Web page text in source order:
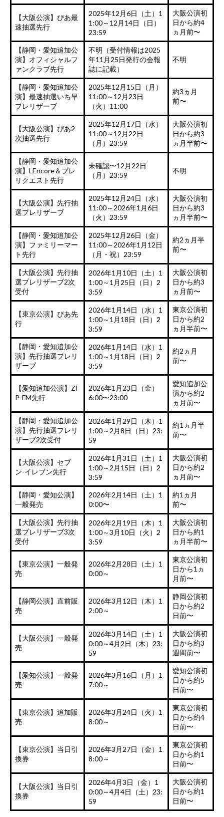
【大阪公演】ぴあ最
速抽選先行
2025年12月6日（土）1
1:00～12月14日（日）
23:59
大阪公演初
日から約4
ヵ月前〜
【静岡・愛知追加公
演】オフィシャルフ
ァンクラブ先行
不明（受付情報は2025
年11月25日発行の会報
誌に記載）
不明
【静岡・愛知追加公
演】最速抽選いち早
プレリザーブ
2025年12月15日（月）
11:00～12月23日
（火）11:00
約3ヵ月
前〜
【大阪公演】ぴあ2
次抽選先行
2025年12月17日（水）
11:00～12月22日
（月）23:59
大阪公演初
日から約3
ヵ月半前〜
【静岡・愛知追加公
演】LEncore＆プレ
リクエスト先行
未確認〜12月22日
（月）23:59
不明
【大阪公演】先行抽
選プレリザーブ
2025年12月24日（水）
11:00～2026年1月6日
（火）23:59
大阪公演初
日から約3
ヵ月半前〜
【静岡・愛知追加公
演】ファミリーマー
ト先行
2025年12月26日（金）
11:00～2026年1月12日
（月・祝）23:59
約2ヵ月半
前〜
【大阪公演】先行抽
選プレリザーブ2次
受付
2026年1月10日（土）1
1:00～1月25日（日）2
3:59
大阪公演初
日から約3
ヵ月前〜
【東京公演】ぴあ先
行
2026年1月14日（水）1
1:00～1月18日（日）2
3:59
東京公演初
日から約2
ヵ月半前〜
【静岡・愛知追加公
演】先行抽選プレリ
ザーブ
2026年1月14日（水）1
1:00～1月18日（日）2
3:59
約2ヵ月
前〜
【愛知追加公演】ZI
P-FM先行
2026年1月23日（金）
6:00〜23:00
愛知追加公
演から約2
ヵ月前〜
【静岡・愛知追加公
演】先行抽選プレリ
ザーブ2次受付
2026年1月29日（木）1
1:00～2月8日（日）23:
59
約1ヵ月半
前〜
【大阪公演】セブ
ン-イレブン先行
2026年1月31日（土）1
1:00～2月15日（日）2
3:59
大阪公演初
日から約2
ヵ月前〜
【静岡・愛知公演】
一般発売
2026年2月14日（土）1
0:00〜
約1ヵ月
前〜
【大阪公演】先行抽
選プレリザーブ3次
受付
2026年2月19日（木）1
1:00～3月10日（火）2
3:59
大阪公演初
日から約1
ヵ月半前〜
【東京公演】一般発
売
2026年2月28日（土）1
0:00～
東京公演初
日から1ヵ
月前〜
【静岡公演】直前販
売
2026年3月12日（木）1
2:00～
静岡公演初
日から約2
日前〜
【大阪公演】一般発
売
2026年3月14日（土）1
0:00～4月2日（木）23:
59
大阪公演初
日から約3
週間前〜
【愛知公演】一般発
売
2026年3月16日（月）1
7:00～
愛知公演初
日から約5
日前〜
【東京公演】追加販
売
2026年3月24日（火）1
8:00～
東京公演初
日から約4
日前〜
【東京公演】当日引
換券
2026年3月27日（金）1
8:00～
東京公演初
日から約1
日前〜
【大阪公演】当日引
換券
2026年4月3日（金）1
0:00～4月4日（土）23:
59
大阪公演初
日から約1
日前〜